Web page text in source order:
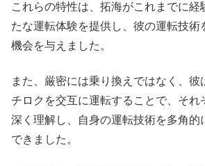
これらの特性は、拓海がこれまでに経
たな運転体験を提供し、彼の運転技術
機会を与えました。
また、厳密には乗り換えではなく、彼
チロクを交互に運転することで、それ
深く理解し、自身の運転技術を多角的
できました。